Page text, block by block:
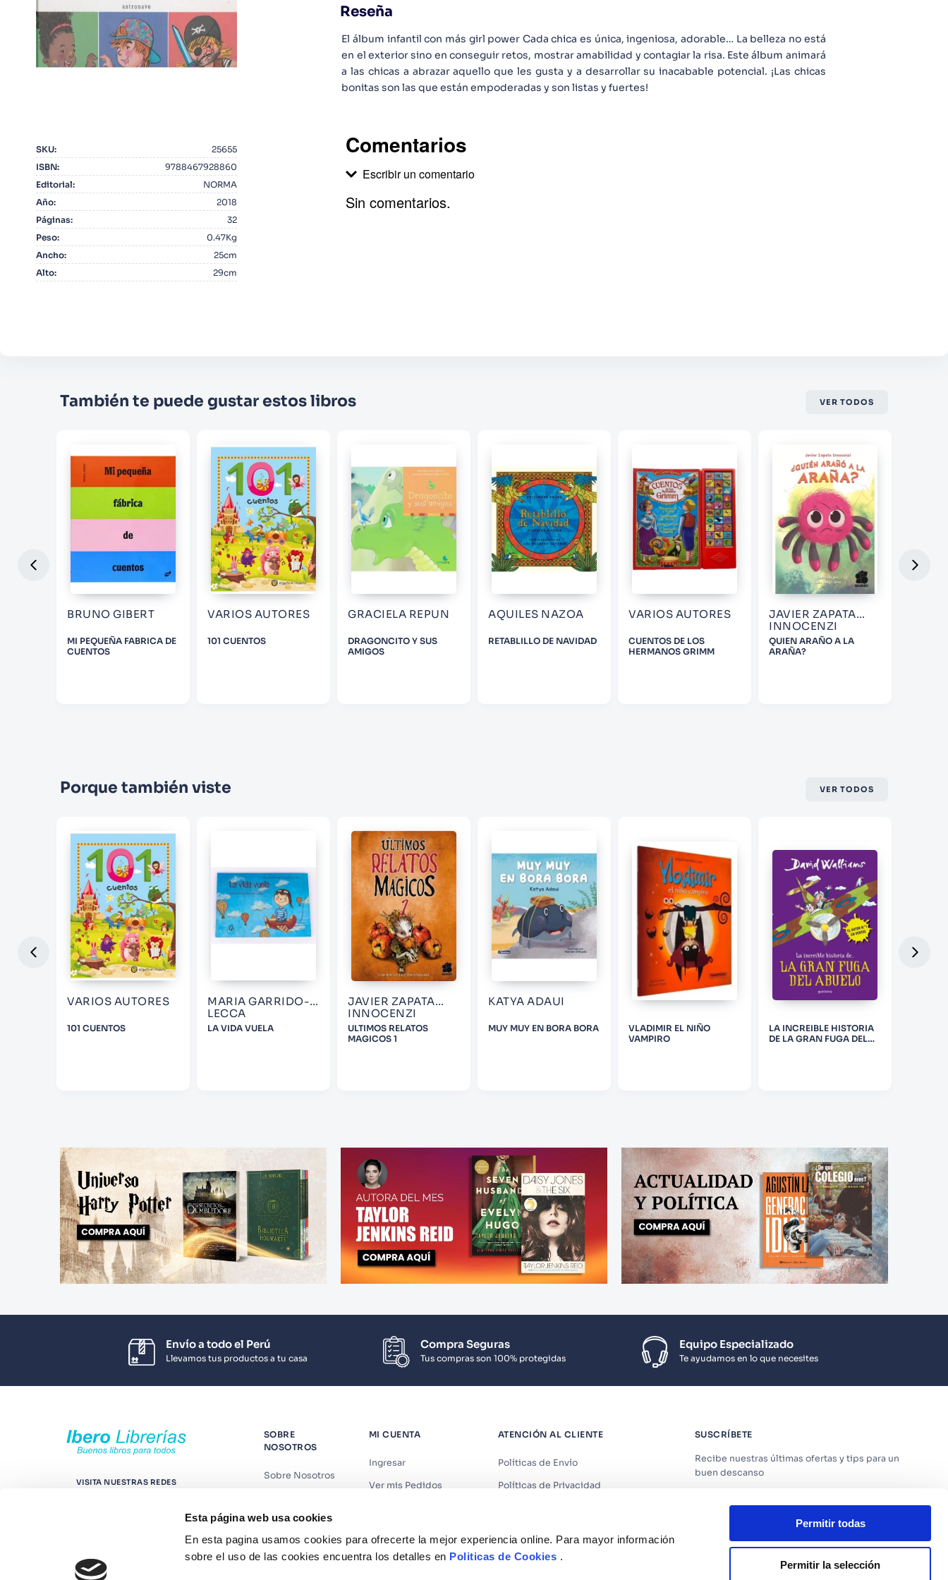
Esta página web usa cookies
En esta pagina usamos cookies para ofrecerte la mejor experiencia online. Para mayor información
sobre el uso de las cookies encuentra los detalles en Politicas de Cookies .
Permitir todas
Permitir la selección
SKU:
25655
ISBN:
9788467928860
Editorial:
NORMA
Año:
2018
Páginas:
32
Peso:
0.47Kg
Ancho:
25cm
Alto: 29cm
Reseña
El álbum infantil con más girl power Cada chica es única, ingeniosa, adorable… La belleza no está
en el exterior sino en conseguir retos, mostrar amabilidad y contagiar la risa. Este álbum animará
a las chicas a abrazar aquello que les gusta y a desarrollar su inacabable potencial. ¡Las chicas
bonitas son las que están empoderadas y son listas y fuertes!
Comentarios
Escribir un comentario
Escribir comentario
Sin comentarios.
También te puede gustar estos libros VER TODOS
BRUNO GIBERT
MI PEQUEÑA FABRICA DE
CUENTOS
VARIOS AUTORES
101 CUENTOS
GRACIELA REPUN
DRAGONCITO Y SUS
AMIGOS
AQUILES NAZOA
RETABLILLO DE NAVIDAD
VARIOS AUTORES
CUENTOS DE LOS
HERMANOS GRIMM
JAVIER ZAPATA
INNOCENZI
QUIEN ARAÑO A LA
ARAÑA?
Porque también viste VER TODOS
VARIOS AUTORES
101 CUENTOS
MARIA GARRIDO-
LECCA
LA VIDA VUELA
JAVIER ZAPATA
INNOCENZI
ULTIMOS RELATOS
MAGICOS 1
KATYA ADAUI
MUY MUY EN BORA BORA
VLADIMIR EL NIÑO
VAMPIRO
LA INCREIBLE HISTORIA
DE LA GRAN FUGA DEL
Envío a todo el Perú
Llevamos tus productos a tu casa
Compra Seguras
Tus compras son 100% protegidas
Equipo Especializado
Te ayudamos en lo que necesites
VISITA NUESTRAS REDES
SOBRE
NOSOTROS
Sobre Nosotros
Contáctanos
Suscríbete
MI CUENTA
Ingresar
Ver mis Pedidos
Recuperar Contraseña
ATENCIÓN AL CLIENTE
Políticas de Envío
Políticas de Privacidad
Términos y Condiciones
SUSCRÍBETE
Recibe nuestras últimas ofertas y tips para un
buen descanso
Acepto losTérminos y CondicionesyPolítica